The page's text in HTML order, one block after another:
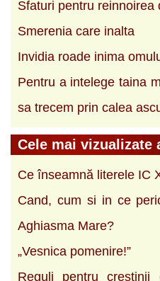
Sfaturi pentru reinnoirea
Smerenia care inalta
Invidia roade inima
Pentru a intelege taina
sa trecem prin calea
Cele mai
Ce înseamnă literele IC
Cand, cum si in ce
Aghiasma Mare?
„Vesnica pomenire!”
Reguli pentru